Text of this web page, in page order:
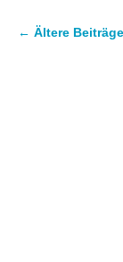
← Ältere Beiträge